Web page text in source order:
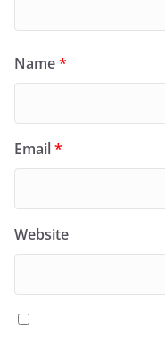
Name*
Email*
Website